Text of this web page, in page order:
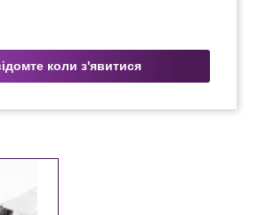
коли з'явитися